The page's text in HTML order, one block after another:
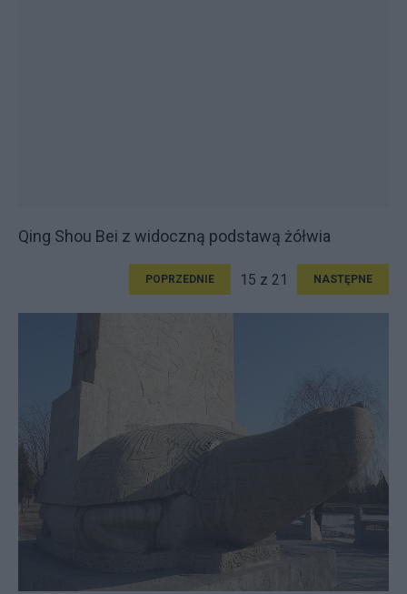
Qing Shou Bei z widoczną podstawą żółwia
POPRZEDNIE 15 z 21 NASTĘPNE